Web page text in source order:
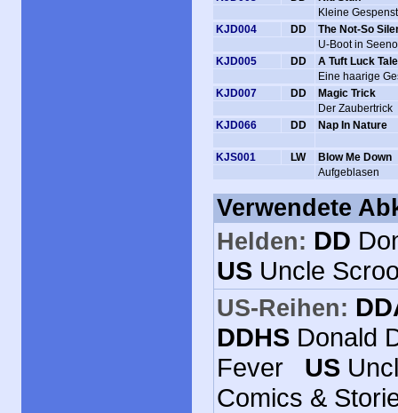
Kleine
KJD004
DD
The Not-So
U-Boot in
KJD005
DD
A Tuft Luck Tale
Eine haarige
KJD007
DD
Magic Trick
Der Zaubertrick
KJD066
DD Nap In Nature
KJS001 LW
Blow Me Down
Aufgeblasen
Verwendete
Helden: DD
US Uncle
US-Reihen:
DDHS Donald
Fever US
Comics &